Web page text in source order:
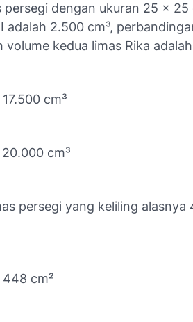
persegi dengan ukuran 25 ×
adalah 2.500 cm³,
volume kedua limas Rika
17.500 cm³
20.000 cm³
persegi yang keliling alasnya
448 cm²